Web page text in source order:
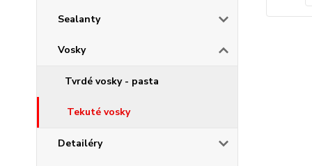
Sealanty
Vosky
Tvrdé vosky - pasta
Tekuté vosky
Detailéry